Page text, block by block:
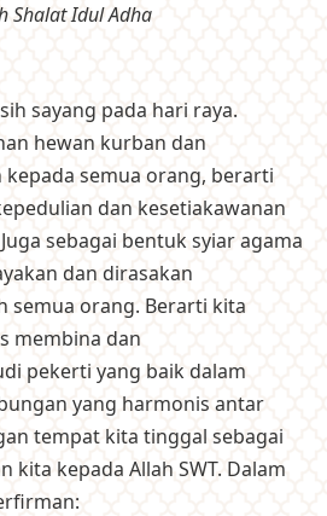
Shalat Idul Adha
sayang pada hari raya.
hewan kurban dan
semua orang, berarti
dan kesetiakawanan
sebagai bentuk syiar agama
dan dirasakan
semua orang. Berarti kita
membina dan
pekerti yang baik dalam
yang harmonis antar
tempat kita tinggal sebagai
kita kepada Allah SWT. Dalam